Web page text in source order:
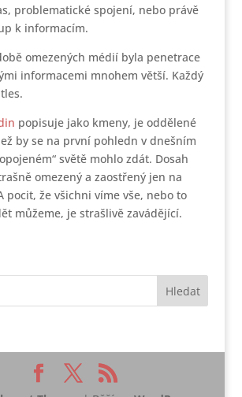
problematické spojení, nebo právě
k informacím.
omezených médií byla penetrace
informacemi mnohem větší. Každý
popisuje jako kmeny, je oddělené
by se na první pohledn v dnešním
světě mohlo zdát. Dosah
omezený a zaostřený jen na
pocit, že všichni víme vše, nebo to
můžeme, je strašlivě zavádějící.